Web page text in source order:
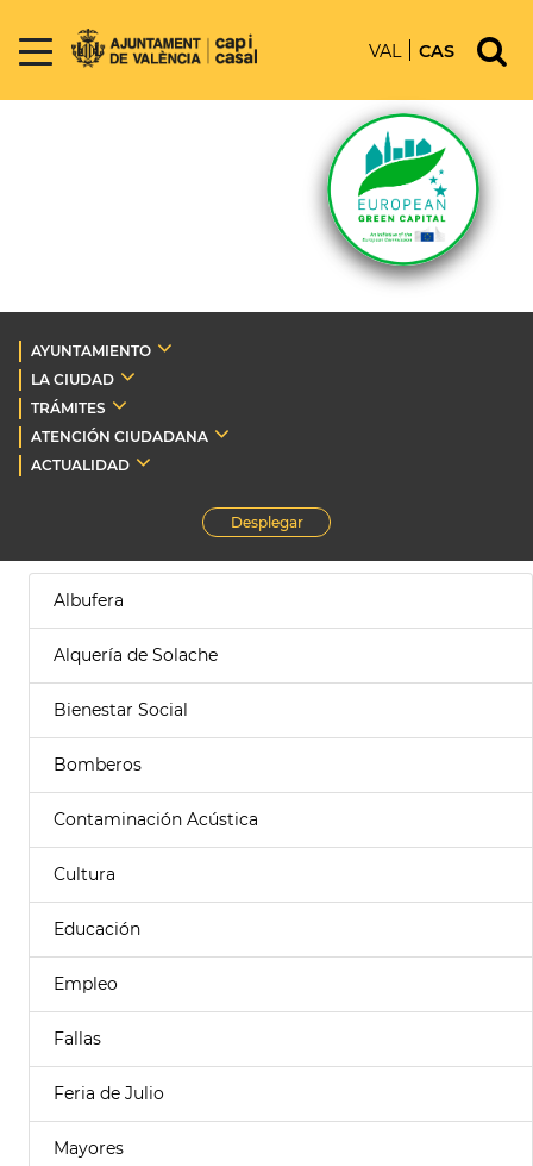
VAL CAS
AYUNTAMIENTO
LA CIUDAD
TRÁMITES
ATENCIÓN CIUDADANA
ACTUALIDAD
Desplegar
Albufera
Alquería de Solache
Bienestar Social
Bomberos
Contaminación Acústica
Cultura
Educación
Empleo
Fallas
Feria de Julio
Mayores